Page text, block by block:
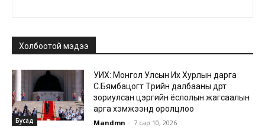
Холбоотой мэдээ
Бусад
УИХ: Монгол Улсын Их Хурлын дарга
С.Бямбацогт Төрийн далбааны өдөрт
зориулсан цэргийн ёслолын жагсаалын
арга хэмжээнд оролцлоо
Mandmn - 7 сар 10, 2026